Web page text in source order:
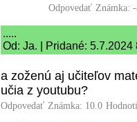
Odpovedať Známka:
.....
Od: Ja. | Pridané: 5.7.2024
a zoženú aj učiteľov
učia z youtubu?
Odpovedať Známka: 10.0